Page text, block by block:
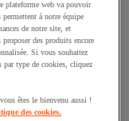
plateforme web va pouvoir
permettent à notre équipe
de notre site, et
des produits encore
Si vous souhaitez
type de cookies, cliquez
êtes le bienvenu aussi !
des cookies.